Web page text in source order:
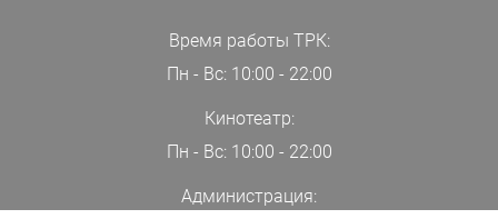
Время работы ТРК:
Пн - Вс: 10:00 - 22:00
Кинотеатр:
Пн - Вс: 10:00 - 22:00
Администрация: